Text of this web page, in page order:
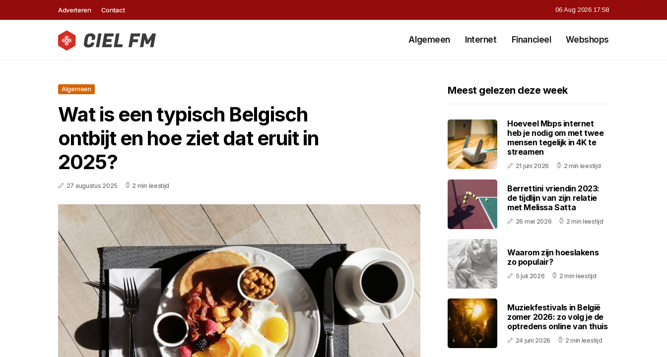
Adverteren Contact 06 Aug 2026 17:58
Algemeen Internet Financieel Webshops
Algemeen
Wat is een typisch Belgisch
ontbijt en hoe ziet dat eruit in
2025?
27 augustus 2025 2 min leestijd
Meest gelezen deze week
Hoeveel Mbps internet
heb je nodig om met twee
mensen tegelijk in 4K te
streamen
21 juni 2026 2 min leestijd
Berrettini vriendin 2023:
de tijdlijn van zijn relatie
met Melissa Satta
26 mei 2026 2 min leestijd
Waarom zijn hoeslakens
zo populair?
5 juli 2026 2 min leestijd
Muziekfestivals in België
zomer 2026: zo volg je de
optredens online van thuis
24 juni 2026 2 min leestijd